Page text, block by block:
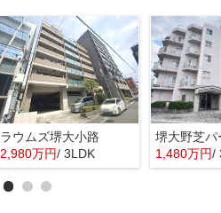
ラウムズ堺大小路
2,980万円/ 3LDK 1,480万円/